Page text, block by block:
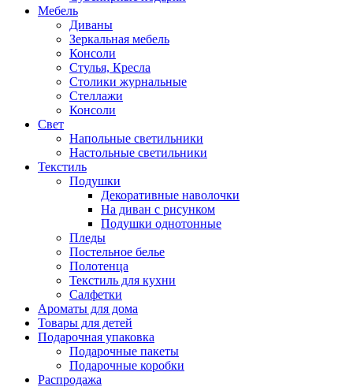
Мебель
Диваны
Зеркальная мебель
Консоли
Стулья, Кресла
Столики журнальные
Стеллажи
Консоли
Свет
Напольные светильники
Настольные светильники
Текстиль
Подушки
Декоративные наволочки
На диван с рисунком
Подушки однотонные
Пледы
Постельное белье
Полотенца
Текстиль для кухни
Салфетки
Ароматы для дома
Товары для детей
Подарочная упаковка
Подарочные пакеты
Подарочные коробки
Распродажа